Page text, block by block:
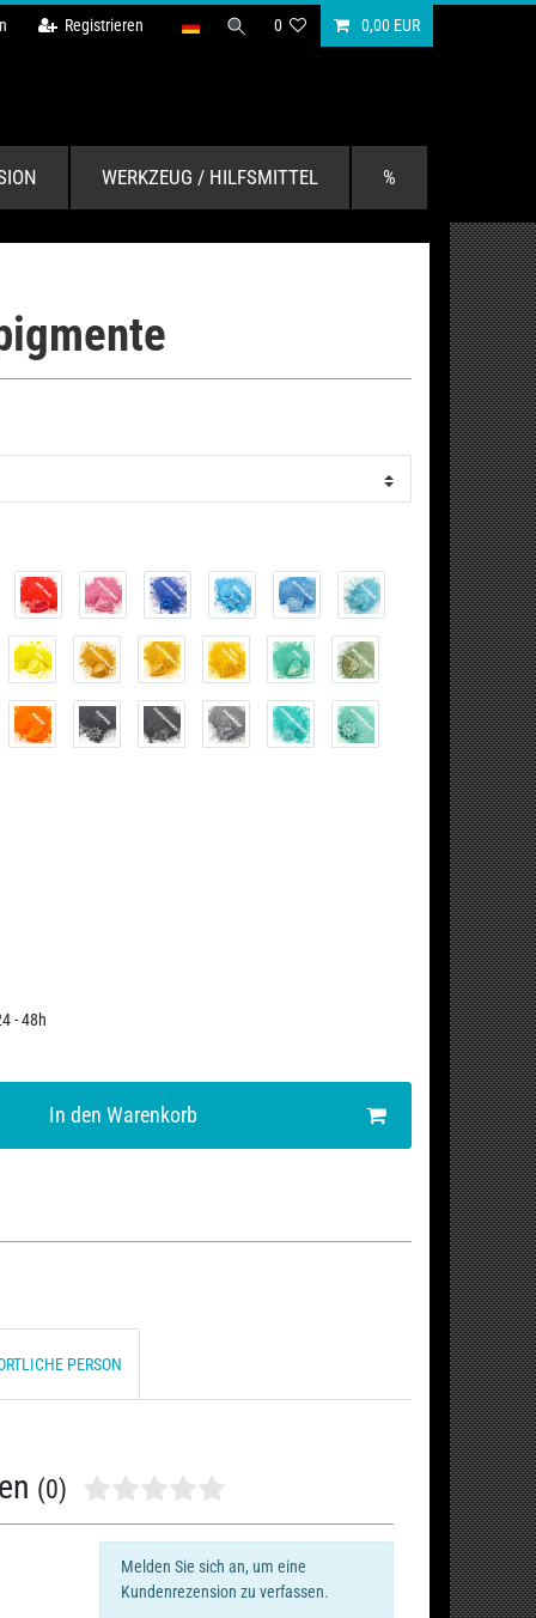
Registrieren 0 0,00 EUR
WERKZEUG / HILFSMITTEL %
- 48h
In den Warenkorb
PERSON
(0)
Melden Sie sich an, um eine
Kundenrezension zu verfassen.